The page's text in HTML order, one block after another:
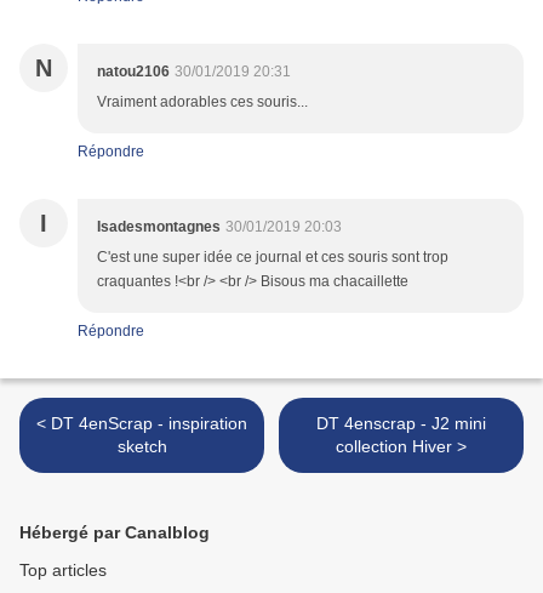
N natou2106 30/01/2019 20:31
Vraiment adorables ces souris...
Répondre
I Isadesmontagnes 30/01/2019 20:03
C'est une super idée ce journal et ces souris sont trop
craquantes !<br /> <br /> Bisous ma chacaillette
Répondre
< DT 4enScrap - inspiration
sketch
DT 4enscrap - J2 mini
collection Hiver >
Hébergé par Canalblog
Top articles